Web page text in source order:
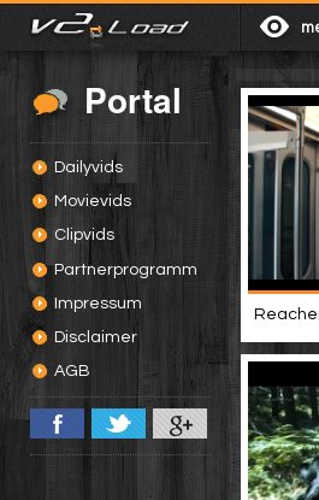
Portal
Dailyvids
Movievids
Clipvids
Partnerprogramm
Impressum
Disclaimer
AGB